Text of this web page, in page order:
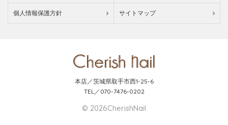
個人情報保護方針 サイトマップ
本店／茨城県取手市西1-25-6
TEL／070-7476-0202
© 2026CherishNail